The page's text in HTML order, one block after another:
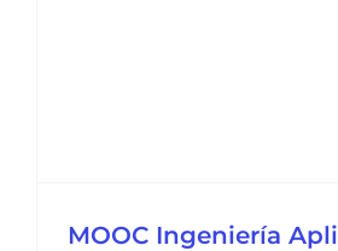
MOOC Ingeniería